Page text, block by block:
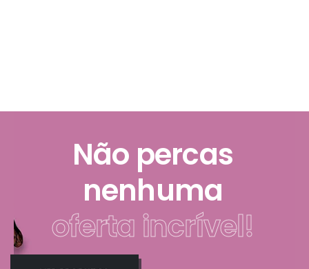
Não percas
nenhuma
oferta incrível!